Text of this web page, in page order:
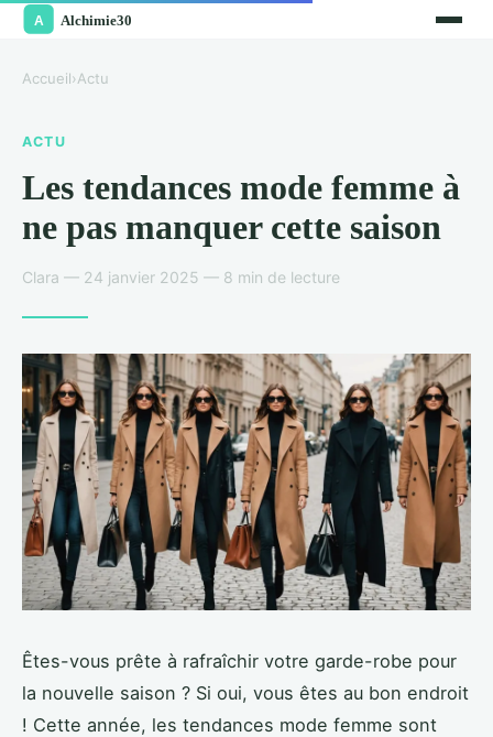
Accueil›Actu
ACTU
Les tendances mode femme à
ne pas manquer cette saison
Clara — 24 janvier 2025 — 8 min de lecture
Êtes-vous prête à rafraîchir votre garde-robe pour
la nouvelle saison ? Si oui, vous êtes au bon endroit
! Cette année, les tendances mode femme sont